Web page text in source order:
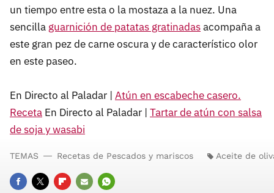
un tiempo entre esta o la mostaza a la nuez. Una
sencilla guarnición de patatas gratinadasacompaña a
este gran pez de carne oscura y de característico olor
en este paseo.
En Directo al Paladar | Atún en escabeche casero.
Receta En Directo al Paladar | Tartar de atún con salsa
de soja y wasabi
TEMAS Recetas de Pescados y mariscos Aceite de